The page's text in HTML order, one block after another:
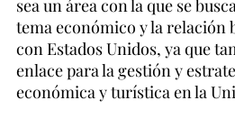
sea un área con la que se
tema económico y la relación
con Estados Unidos, ya que
enlace para la gestión y
económica y turística en la